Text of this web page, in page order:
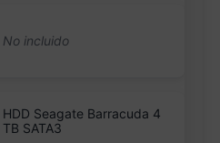
HDD Seagate Barracuda 4
TB SATA3